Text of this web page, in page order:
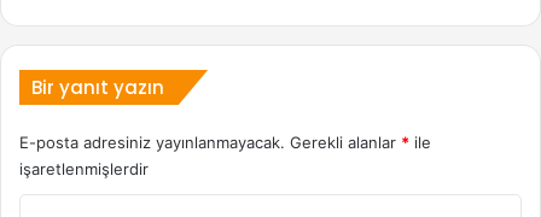
Bir yanıt yazın
E-posta adresiniz yayınlanmayacak. Gerekli alanlar * ile
işaretlenmişlerdir